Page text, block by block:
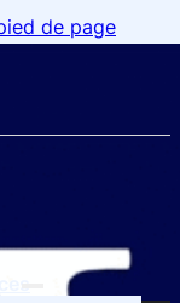
de page